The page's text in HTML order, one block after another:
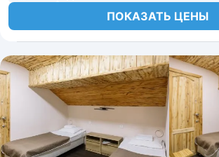
ПОКАЗАТЬ ЦЕНЫ